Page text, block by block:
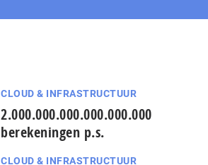
CLOUD & INFRASTRUCTUUR
2.000.000.000.000.000.000
berekeningen p.s.
CLOUD & INFRASTRUCTUUR